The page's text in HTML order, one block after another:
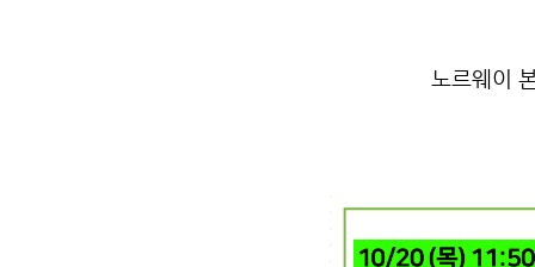
노르웨이